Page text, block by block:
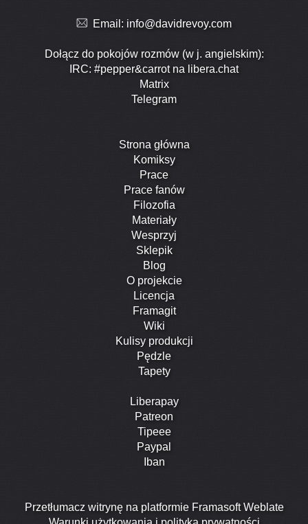
Email: info@davidrevoy.com
Dołącz do pokojów rozmów (w j. angielskim):
IRC: #pepper&carrot na libera.chat
Matrix
Telegram
Strona główna
Komiksy
Prace
Prace fanów
Filozofia
Materiały
Wesprzyj
Sklepik
Blog
O projekcie
Licencja
Framagit
Wiki
Kulisy produkcji
Pędzle
Tapety
Liberapay
Patreon
Tipeee
Paypal
Iban
Przetłumacz witrynę na platformie Framasoft Weblate